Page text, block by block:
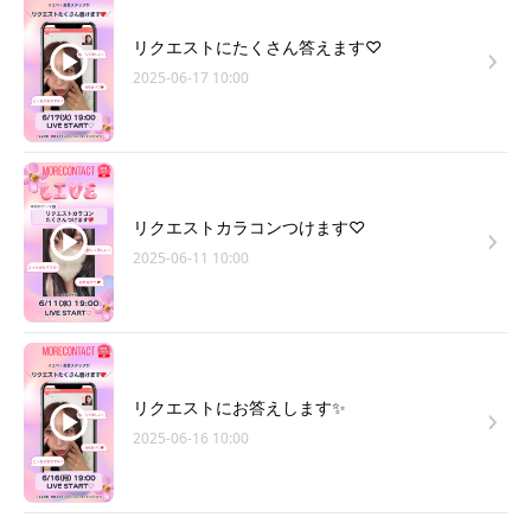
リクエストにたくさん答えます♡
2025-06-17 10:00
リクエストカラコンつけます♡
2025-06-11 10:00
リクエストにお答えします✨
2025-06-16 10:00